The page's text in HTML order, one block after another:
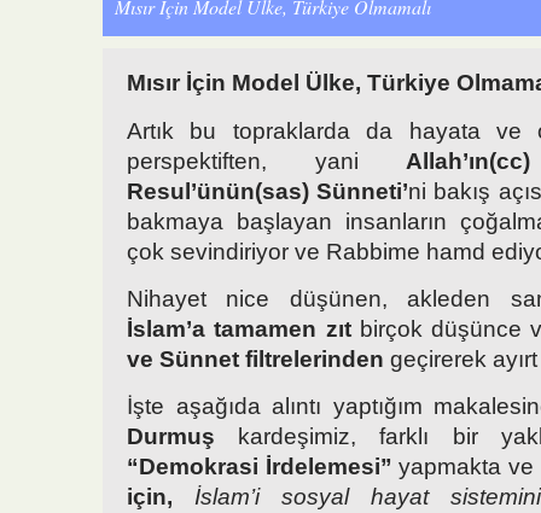
Mısır İçin Model Ülke, Türkiye Olmamalı
Mısır İçin Model Ülke, Türkiye
Artık bu topraklarda da hayata ve
perspektiften, yani
Resul’ünün(sas) Sünneti’ni bakış
bakmaya başlayan insanların
çok sevindiriyor ve Rabbime hamd
Nihayet nice düşünen, akleden
İslam’a tamamen zıtbirçok düşünce
ve Sünnet filtrelerinden geçirerek
İşte aşağıda alıntı yaptığım
Durmuş kardeşimiz, farklı bir
“Demokrasi İrdelemesi” yapmakta ve
için,
İslam’i
sosyal hayat